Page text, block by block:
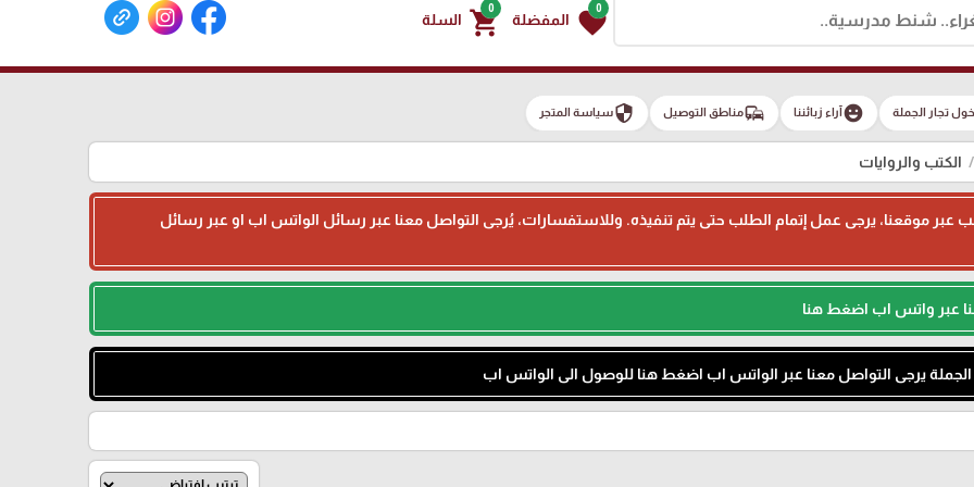
0
favorite المفضلة
0
shopping_cart السلة
تجار الجملة emoji_emotions آراء زبائننا commuteمناطق التوصيل securityسياسة المتجر
الكتب والروايات
طلب عبر موقعنا، يرجى عمل إتمام الطلب حتى يتم تنفيذه. وللاستفسارات، يُرجى التواصل معنا عبر رسائل الواتس اب او عبر رسائل
عبر واتس اب اضغط هنا
الجملة يرجى التواصل معنا عبر الواتس اب اضغط هنا للوصول الى الواتس اب